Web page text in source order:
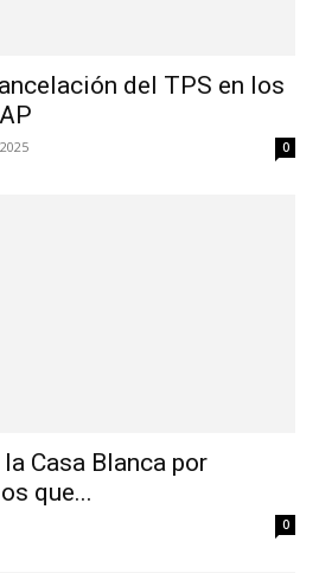
del TPS en los
0
Casa Blanca por
que...
0